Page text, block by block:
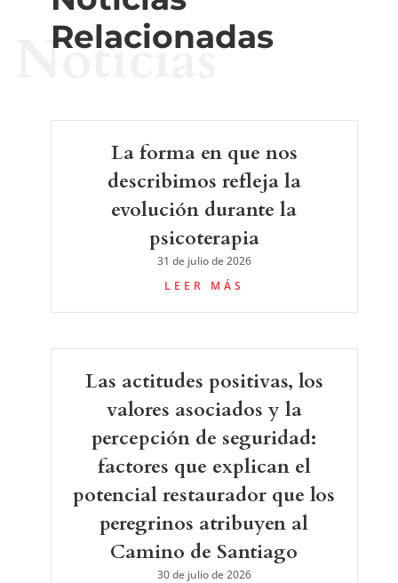
Relacionadas
Noticias
La forma en que nos
describimos refleja la
evolución durante la
psicoterapia
31 de julio de 2026
LEER MÁS
Las actitudes positivas, los
valores asociados y la
percepción de seguridad:
factores que explican el
potencial restaurador que los
peregrinos atribuyen al
Camino de Santiago
30 de julio de 2026